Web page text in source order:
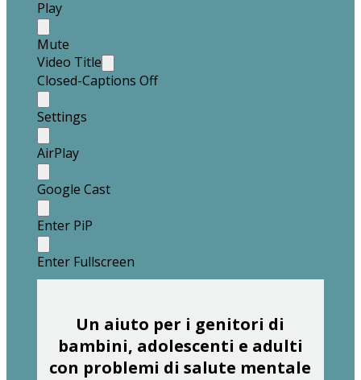
Un aiuto per i genitori di
bambini, adolescenti e adulti
con problemi di salute mentale
Play
Mute
Video Title
Closed-Captions Off
Settings
AirPlay
Google Cast
Enter PiP
Enter Fullscreen